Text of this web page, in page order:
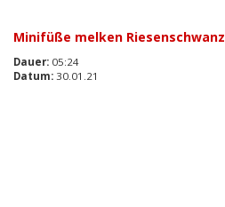
Minifüße melken Riesenschwanz
Dauer: 05:24
Datum: 30.01.21